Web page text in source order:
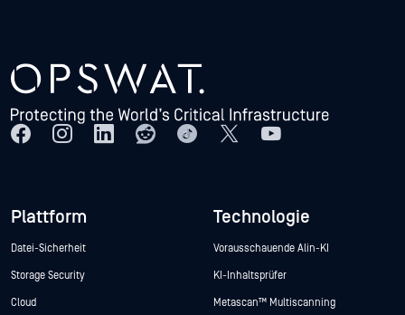
Plattform
Datei-Sicherheit
Storage Security
Cloud
Technologie
Vorausschauende Alin-KI
KI-Inhaltsprüfer
Metascan™ Multiscanning